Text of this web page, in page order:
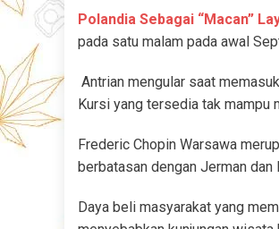
Polandia Sebagai “Macan”
pada satu malam pada awal
Antrian mengular saat
Kursi yang tersedia tak mampu
Frederic Chopin Warsawa
berbatasan dengan Jerman
Daya beli masyarakat yang